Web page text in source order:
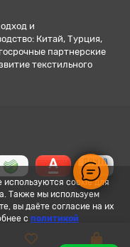
cookie для
Также мы используем
вы даёте согласие на их
с политикой
и
Китай, Турция,
партнерские
текстильного